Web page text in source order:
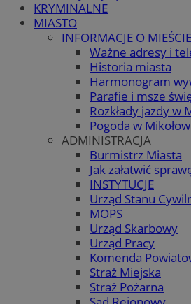
KRYMINALNE
MIASTO
INFORMACJE O MIEŚCIE
Ważne adresy i
Historia miasta
Harmonogram
Parafie i msze
Rozkłady jazdy w
Pogoda w
ADMINISTRACJA
Burmistrz Miasta
Jak załatwić
INSTYTUCJE
Urząd Stanu
MOPS
Urząd Skarbowy
Urząd Pracy
Komenda
Straż Miejska
Straż Pożarna